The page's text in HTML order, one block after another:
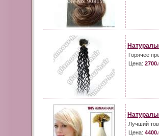
Горячее
Цена:
Лучший
Цена: